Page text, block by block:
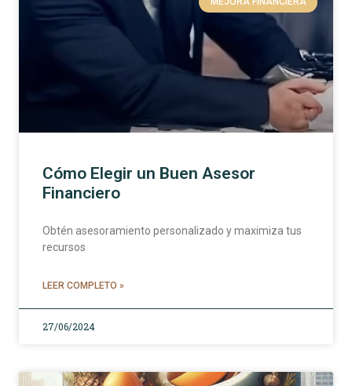
Cómo Elegir un Buen Asesor
Financiero
Obtén asesoramiento personalizado y maximiza tus
recursos
LEER COMPLETO »
27/06/2024